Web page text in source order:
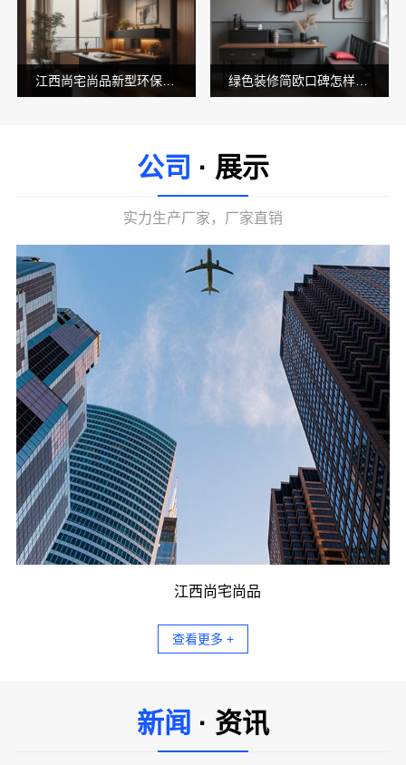
江西尚宅尚品新型环保材料有限公司：绿色装修现代风格靠谱推荐
公司 · 展示
实力生产厂家，厂家直销
江西尚宅尚品
查看更多 +
新闻 · 资讯